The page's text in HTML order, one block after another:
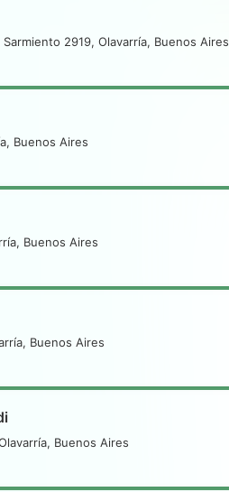
2919, Olavarría, Buenos Aires
Buenos Aires
Buenos Aires
Buenos Aires
Buenos Aires